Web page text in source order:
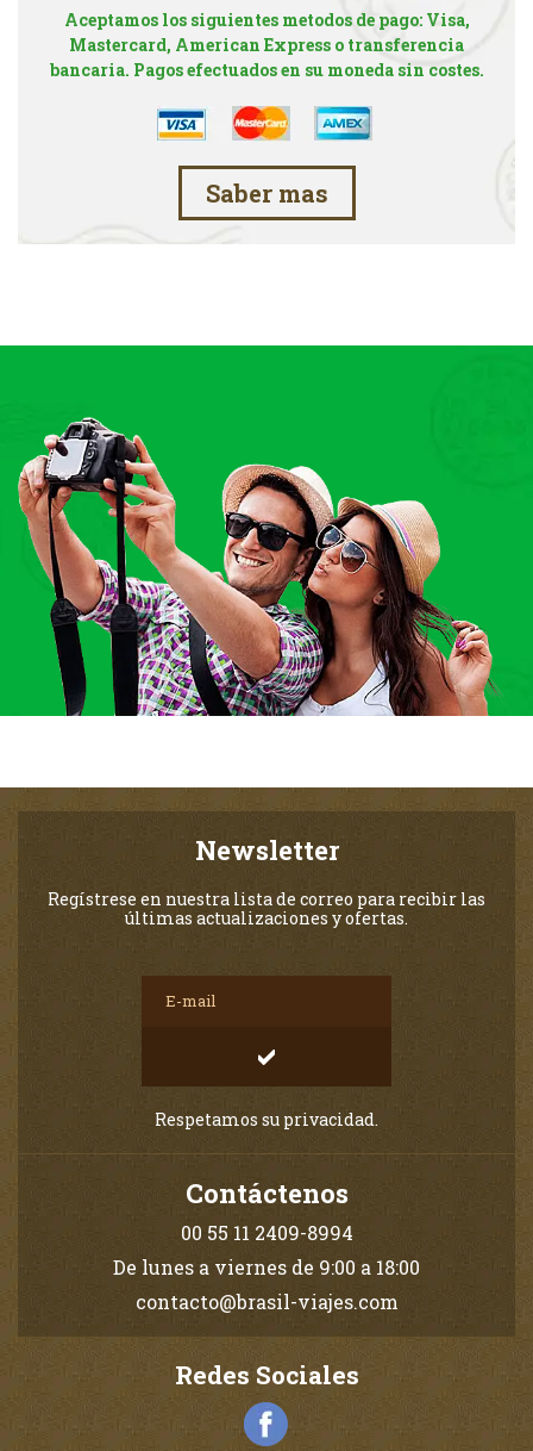
Aceptamos los siguientes metodos de pago: Visa,
Mastercard, American Express o transferencia
bancaria. Pagos efectuados en su moneda sin costes.
Saber mas
Newsletter
Regístrese en nuestra lista de correo para recibir las
últimas actualizaciones y ofertas.
Respetamos su privacidad.
Contáctenos
00 55 11 2409-8994
De lunes a viernes de 9:00 a 18:00
contacto@brasil-viajes.com
Redes Sociales